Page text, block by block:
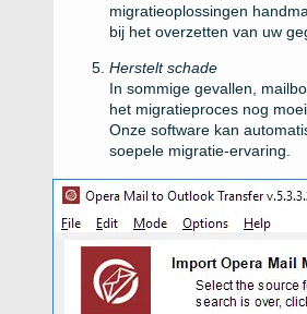
migratieoplossingen
bij het overzetten van uw
Herstelt schade
In sommige gevallen,
het migratieproces nog
Onze software kan
soepele migratie-ervaring.